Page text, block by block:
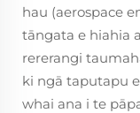
hau (aerospace
tāngata e hiahia
rererangi
ki ngā taputapu
whai ana i te